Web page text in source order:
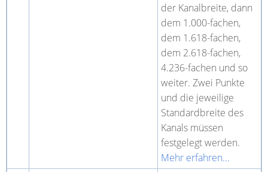
der Kanalbreite, dann
dem 1.000-fachen,
dem 1.618-fachen,
dem 2.618-fachen,
4.236-fachen und so
weiter. Zwei Punkte
und die jeweilige
Standardbreite des
Kanals müssen
festgelegt werden.
Mehr erfahren...